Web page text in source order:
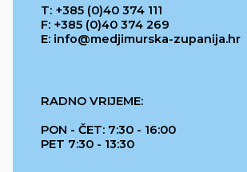
T: +385 (0)40 374 111
F: +385 (0)40 374 269
E: info@medjimurska-zupanija.hr
RADNO VRIJEME:
PON - ČET: 7:30 - 16:00
PET 7:30 - 13:30